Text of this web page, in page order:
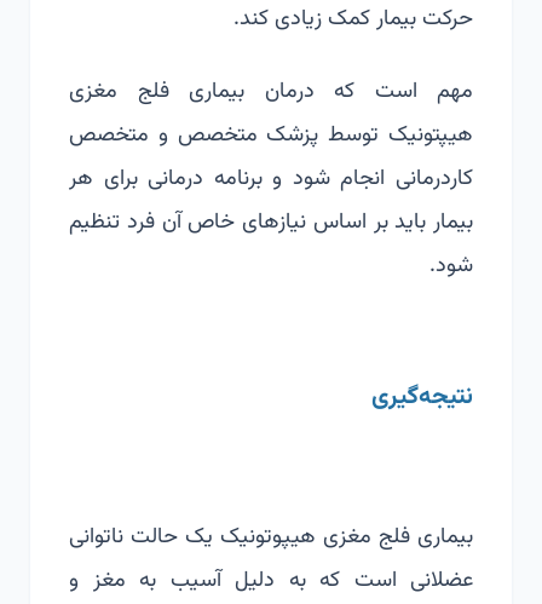
حرکت بیمار کمک زیادی کند.
مهم است که درمان بیماری فلج مغزی
هیپتونیک توسط پزشک متخصص و متخصص
کاردرمانی انجام شود و برنامه درمانی برای هر
بیمار باید بر اساس نیازهای خاص آن فرد تنظیم
شود.
نتیجه‌گیری
بیماری فلج مغزی هیپوتونیک یک حالت ناتوانی
عضلانی است که به دلیل آسیب به مغز و